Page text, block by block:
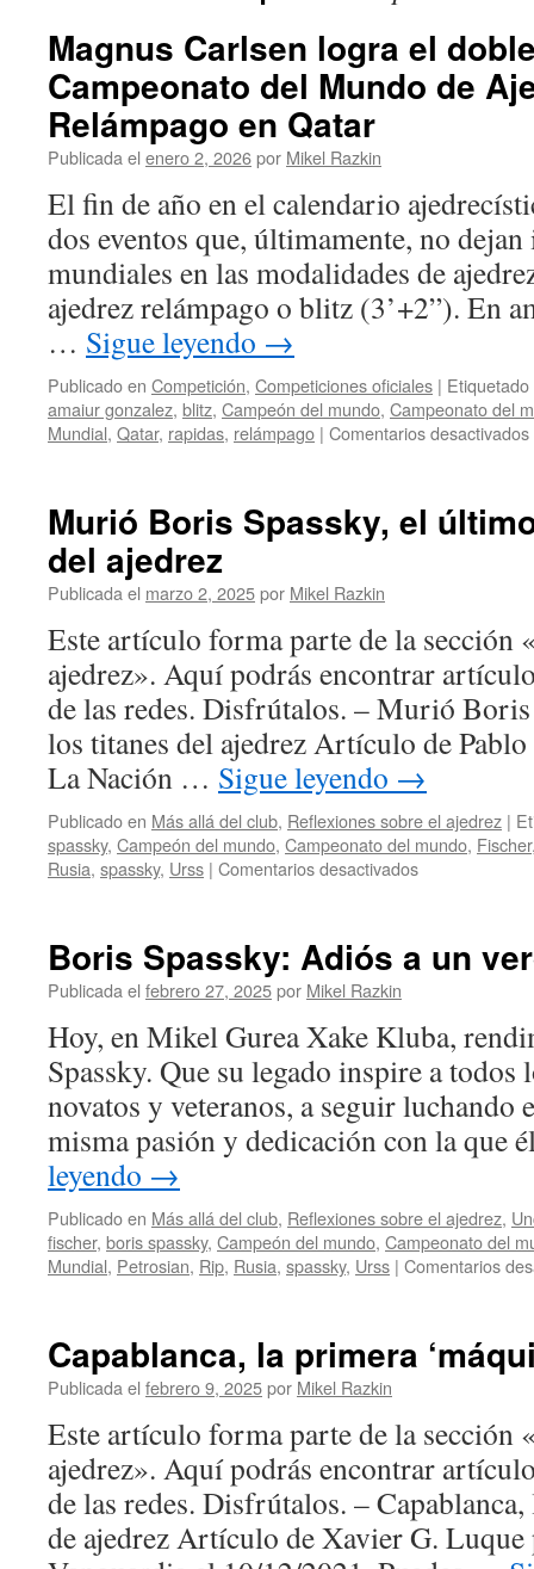
Magnus Carlsen logra el
Campeonato del Mundo de
Relámpago en Qatar
Publicada el enero 2, 2026por Mikel Razkin
El fin de año en el calendario
dos eventos que, últimamente, no
mundiales en las modalidades de
ajedrez relámpago o blitz (3’+2”). En
… Sigue leyendo →
Publicado en Competición, Competiciones oficiales | Etiquetado
amaiur gonzalez, blitz, Campeón del mundo, Campeonato del
Mundial, Qatar, rapidas, relámpago | Comentarios desactivados
Murió Boris Spassky, el
del ajedrez
Publicada el marzo 2, 2025por Mikel Razkin
Este artículo forma parte de la sección
ajedrez». Aquí podrás encontrar
de las redes. Disfrútalos. – Murió
los titanes del ajedrez Artículo de
La Nación … Sigue leyendo →
Publicado en Más allá del club, Reflexiones sobre el ajedrez |
spassky, Campeón del mundo, Campeonato del mundo, Fischer
Rusia, spassky, Urss | Comentarios desactivadosen
el
los
titanes
del
ajedrez
Boris Spassky: Adiós a un
Publicada el febrero 27, 2025por Mikel Razkin
Hoy, en Mikel Gurea Xake Kluba,
Spassky. Que su legado inspire a todos
novatos y veteranos, a seguir luchando
misma pasión y dedicación con la
leyendo →
Publicado en Más allá del club, Reflexiones sobre el ajedrez,
fischer, boris spassky, Campeón del mundo, Campeonato del
Mundial, Petrosian, Rip, Rusia, spassky, Urss | Comentarios
Capablanca, la primera
Publicada el febrero 9, 2025por Mikel Razkin
Este artículo forma parte de la sección
ajedrez». Aquí podrás encontrar
de las redes. Disfrútalos. –
de ajedrez Artículo de Xavier G.